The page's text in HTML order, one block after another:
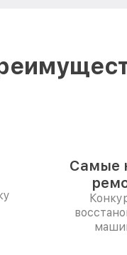
Самые